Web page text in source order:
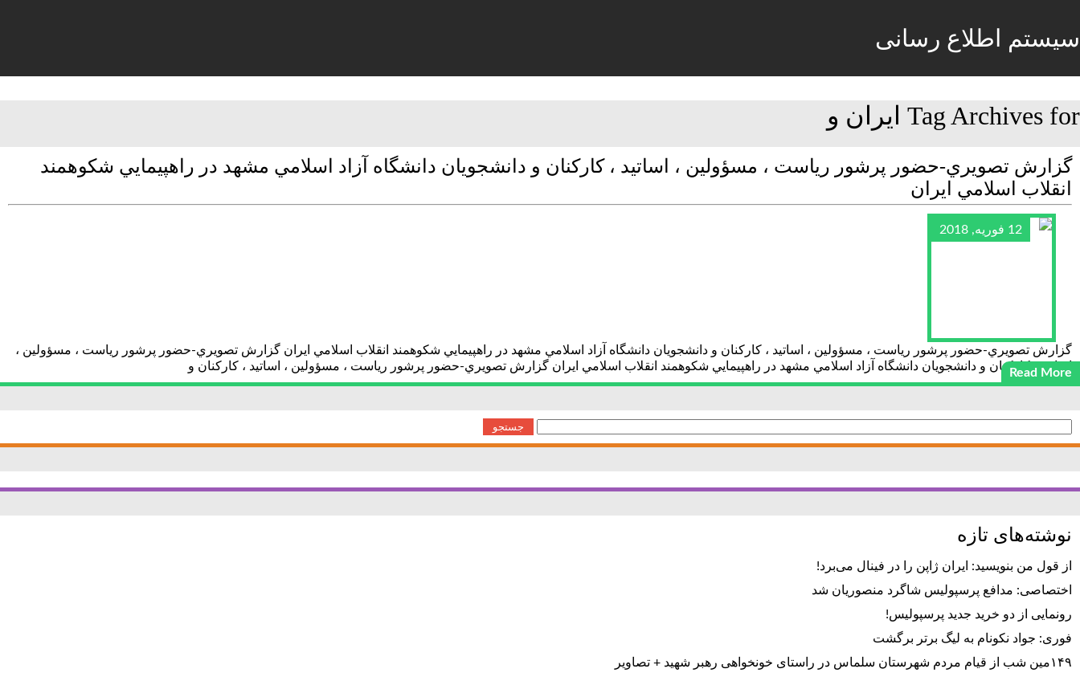
سیستم اطلاع رسانی
Tag Archives for ايران و
گزارش تصويري-حضور پرشور رياست ، مسؤولين ، اساتيد ، كاركنان و دانشجويان دانشگاه آزاد اسلامي مشهد در راهپيمايي شكوهمند
انقلاب اسلامي ايران
12 فوریه, 2018
گزارش تصويري-حضور پرشور رياست ، مسؤولين ، اساتيد ، كاركنان و دانشجويان دانشگاه آزاد اسلامي مشهد در راهپيمايي شكوهمند انقلاب اسلامي ايران گزارش تصويري-حضور پرشور رياست ، مسؤولين ،
اساتيد ، كاركنان و دانشجويان دانشگاه آزاد اسلامي مشهد در راهپيمايي شكوهمند انقلاب اسلامي ايران گزارش تصويري-حضور پرشور رياست ، مسؤولين ، اساتيد ، كاركنان و
Read More
برای:
نوشته‌های تازه
از قول من بنویسید: ایران ژاپن را در فینال می‌برد!
اختصاصی: مدافع پرسپولیس شاگرد منصوریان شد
رونمایی از دو خرید جدید پرسپولیس!
فوری: جواد نکونام به لیگ برتر برگشت
۱۴۹مین شب از قیام مردم شهرستان سلماس در راستای خونخواهی رهبر شهید + تصاویر